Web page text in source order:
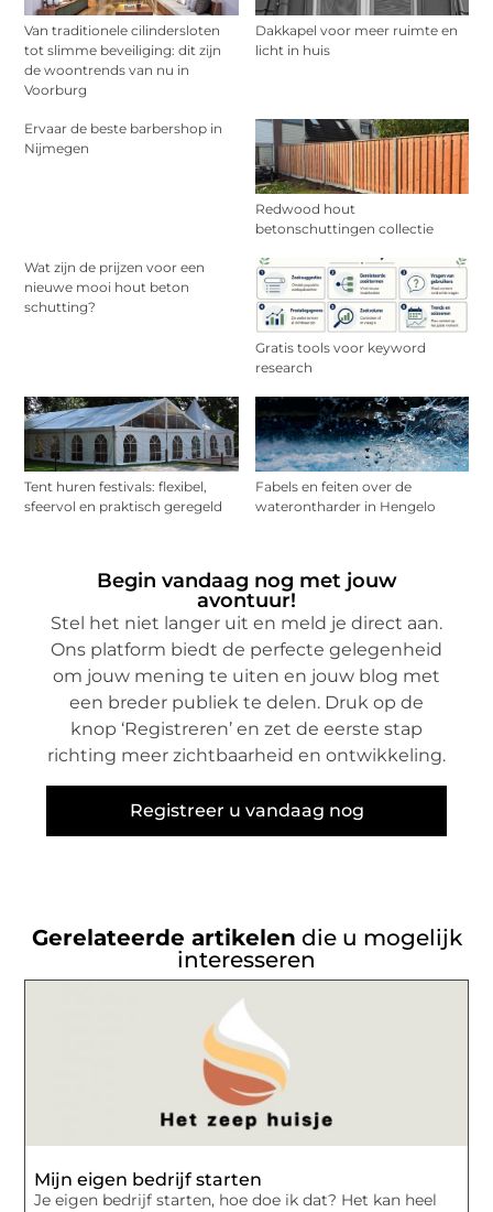
Van traditionele cilindersloten
tot slimme beveiliging: dit zijn
de woontrends van nu in
Voorburg
Dakkapel voor meer ruimte en
licht in huis
Ervaar de beste barbershop in
Nijmegen
Redwood hout
betonschuttingen collectie
Wat zijn de prijzen voor een
nieuwe mooi hout beton
schutting?
Gratis tools voor keyword
research
Tent huren festivals: flexibel,
sfeervol en praktisch geregeld
Fabels en feiten over de
waterontharder in Hengelo
Begin vandaag nog met jouw
avontuur!
Stel het niet langer uit en meld je direct aan.
Ons platform biedt de perfecte gelegenheid
om jouw mening te uiten en jouw blog met
een breder publiek te delen. Druk op de
knop ‘Registreren’ en zet de eerste stap
richting meer zichtbaarheid en ontwikkeling.
Registreer u vandaag nog
Gerelateerde artikelen die u mogelijk
interesseren
Mijn eigen bedrijf starten
Je eigen bedrijf starten, hoe doe ik dat? Het kan heel